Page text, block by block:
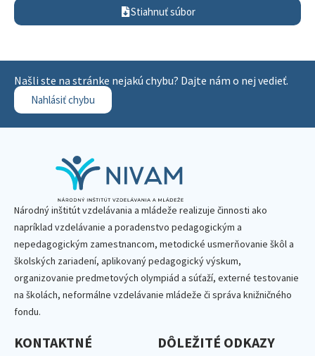
Stiahnuť súbor
Našli ste na stránke nejakú chybu? Dajte nám o nej vedieť.
Nahlásiť chybu
Národný inštitút vzdelávania a mládeže realizuje činnosti ako
napríklad vzdelávanie a poradenstvo pedagogickým a
nepedagogickým zamestnancom, metodické usmerňovanie škôl a
školských zariadení, aplikovaný pedagogický výskum,
organizovanie predmetových olympiád a súťaží, externé testovanie
na školách, neformálne vzdelávanie mládeže či správa knižničného
fondu.
KONTAKTNÉ
DÔLEŽITÉ ODKAZY